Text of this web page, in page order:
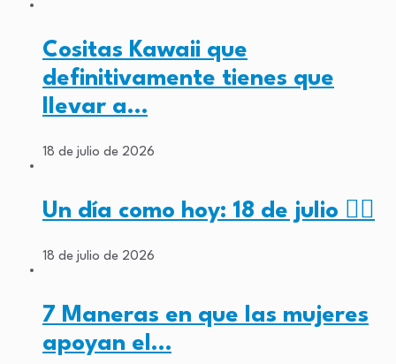
Cositas Kawaii que
definitivamente tienes que
llevar a…
18 de julio de 2026
Un día como hoy: 18 de julio ✊🏾
18 de julio de 2026
7 Maneras en que las mujeres
apoyan el…